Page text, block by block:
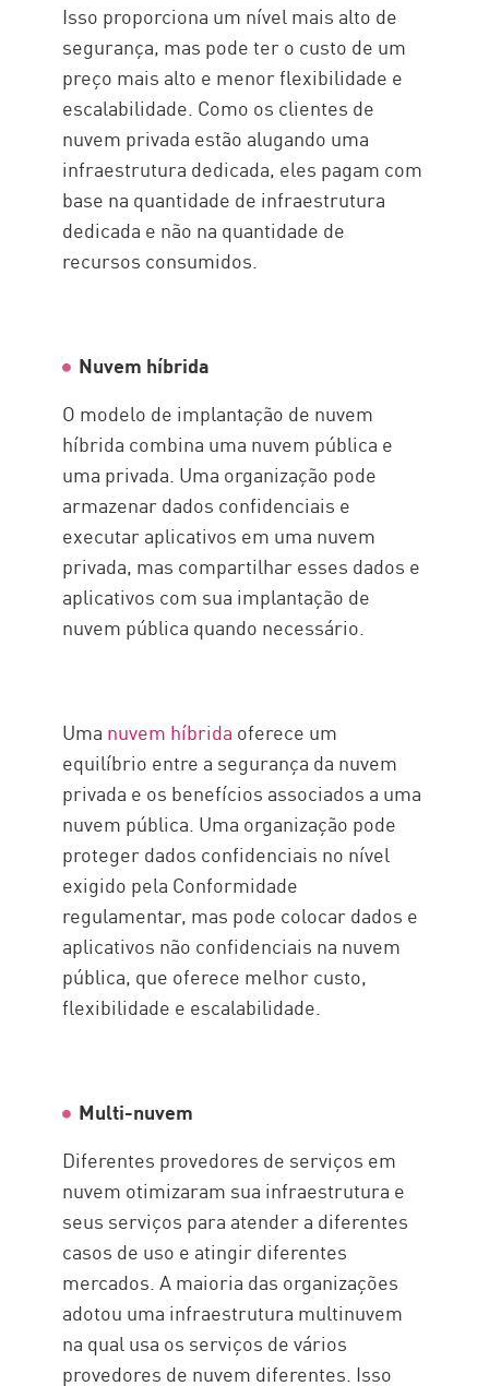
Isso proporciona um nível mais alto de
segurança, mas pode ter o custo de um
preço mais alto e menor flexibilidade e
escalabilidade. Como os clientes de
nuvem privada estão alugando uma
infraestrutura dedicada, eles pagam com
base na quantidade de infraestrutura
dedicada e não na quantidade de
recursos consumidos.
Nuvem híbrida
O modelo de implantação de nuvem
híbrida combina uma nuvem pública e
uma privada. Uma organização pode
armazenar dados confidenciais e
executar aplicativos em uma nuvem
privada, mas compartilhar esses dados e
aplicativos com sua implantação de
nuvem pública quando necessário.
Uma nuvem híbrida oferece um
equilíbrio entre a segurança da nuvem
privada e os benefícios associados a uma
nuvem pública. Uma organização pode
proteger dados confidenciais no nível
exigido pela Conformidade
regulamentar, mas pode colocar dados e
aplicativos não confidenciais na nuvem
pública, que oferece melhor custo,
flexibilidade e escalabilidade.
Multi-nuvem
Diferentes provedores de serviços em
nuvem otimizaram sua infraestrutura e
seus serviços para atender a diferentes
casos de uso e atingir diferentes
mercados. A maioria das organizações
adotou uma infraestrutura multinuvem
na qual usa os serviços de vários
provedores de nuvem diferentes. Isso